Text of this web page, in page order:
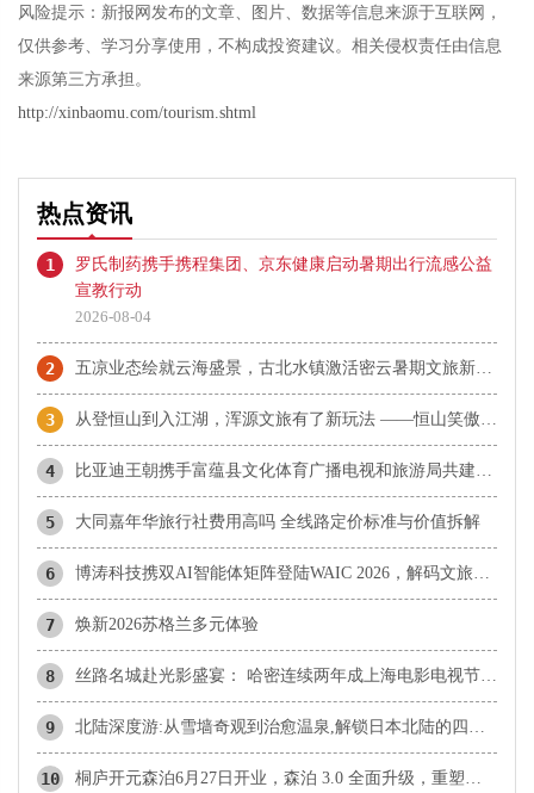
风险提示：新报网发布的文章、图片、数据等信息来源于互联网，
仅供参考、学习分享使用，不构成投资建议。相关侵权责任由信息
来源第三方承担。
http://xinbaomu.com/tourism.shtml
热点资讯
1
罗氏制药携手携程集团、京东健康启动暑期出行流感公益
宣教行动
2026-08-04
2
3
4
5 大同嘉年华旅行社费用高吗 全线路定价标准与价值拆解
6
7 焕新2026苏格兰多元体验
8
9
10